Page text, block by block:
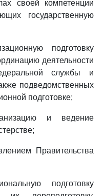
своей компетенции
государственную
подготовку
деятельности
службы и
подведомственных
подготовке;
и ведение
Правительства
подготовку